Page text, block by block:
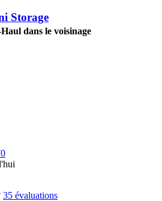
Storage
dans le voisinage
35 évaluations